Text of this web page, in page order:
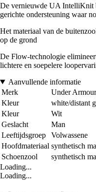
De vernieuwde UA IntelliKnit
gerichte ondersteuning waar
Het materiaal van de
op de grond
De Flow-technologie
lichtere en soepelere
Aanvullende informatie
Merk
Under Armour
Kleur
white/distant
Kleur
Wit
Geslacht
Man
Leeftijdsgroep
Volwassene
Hoofdmateriaal synthetisch
Schoenzool
synthetisch
Loading...
Loading...